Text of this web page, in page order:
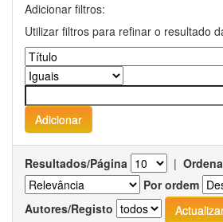
Adicionar filtros:
Utilizar filtros para refinar o resultado
Resultados/Página |
Por ordem
Autores/Registo